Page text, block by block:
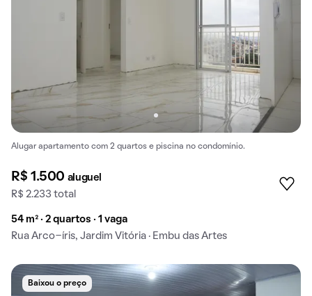
Alugar apartamento com 2 quartos e piscina no condomínio.
R$ 1.500 aluguel
R$ 2.233 total
54 m² · 2 quartos · 1 vaga
Rua Arco-íris, Jardim Vitória · Embu das Artes
Baixou o preço